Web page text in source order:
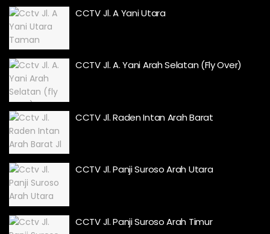
CCTV Jl. A Yani Utara
CCTV Jl. A. Yani Arah Selatan (Fly Over)
CCTV Jl. Raden Intan Arah Barat
CCTV Jl. Panji Suroso Arah Utara
CCTV Jl. Panji Suroso Arah Timur